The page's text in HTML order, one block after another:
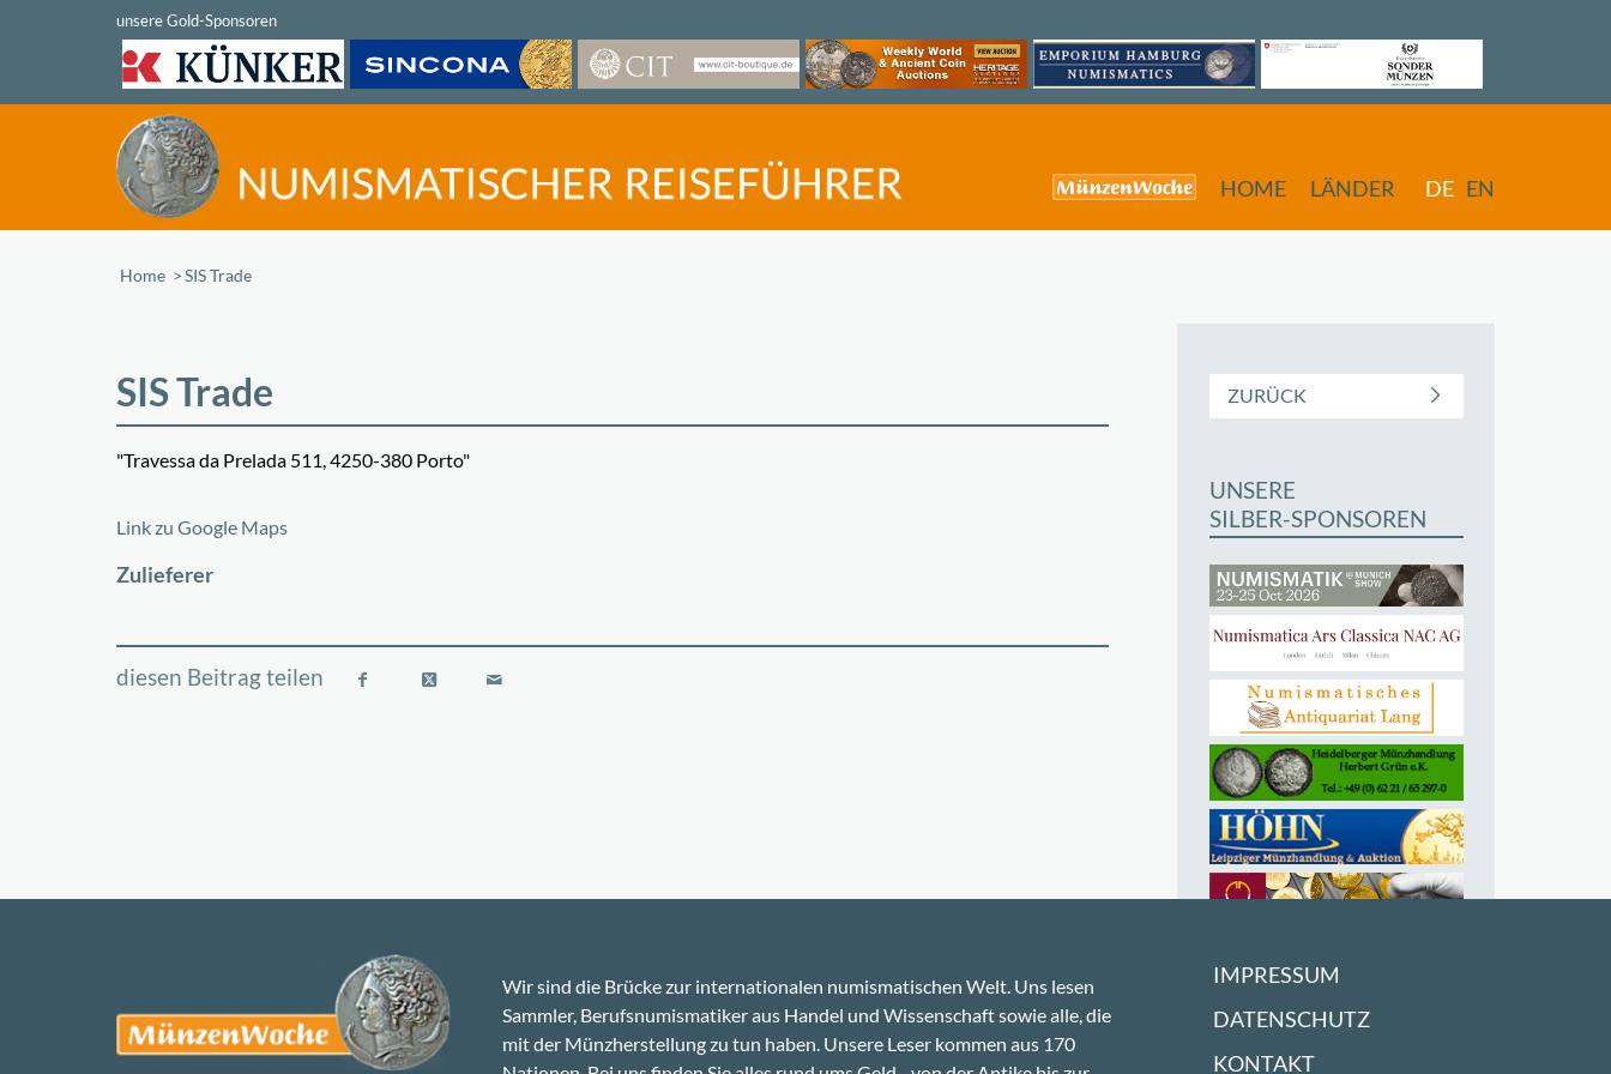
HOME LÄNDER DE EN
Home /SIS Trade
SIS Trade
"Travessa da Prelada 511, 4250-380 Porto"
+
Link zu Google Maps
Zulieferer
ZURÜCK
UNSERE
SILBER-SPONSOREN
Wir sind die Brücke zur internationalen numismatischen Welt. Uns lesen
Sammler, Berufsnumismatiker aus Handel und Wissenschaft sowie alle, die
mit der Münzherstellung zu tun haben. Unsere Leser kommen aus 170
IMPRESSUM
DATENSCHUTZ
KONTAKT